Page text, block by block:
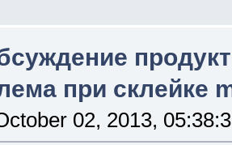
при склейке
02, 2013,